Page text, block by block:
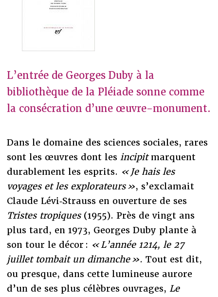
L’entrée de Georges Duby à la
bibliothèque de la Pléiade sonne comme
la consécration d’une œuvre-monument.
Dans le domaine des sciences sociales, rares
sont les œuvres dont les incipitmarquent
durablement les esprits. « Je hais les
voyages et les explorateurs », s’exclamait
Claude Lévi‑Strauss en ouverture de ses
Tristes tropiques (1955). Près de vingt ans
plus tard, en 1973, Georges Duby plante à
son tour le décor : « L’année 1214, le 27
juillet tombait un dimanche ». Tout est dit,
ou presque, dans cette lumineuse aurore
d’un de ses plus célèbres ouvrages, Le